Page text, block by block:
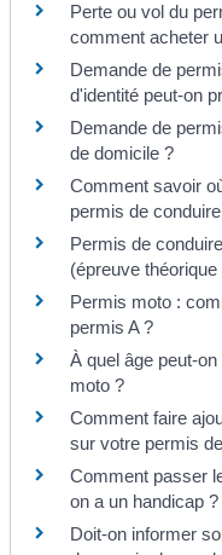
Perte ou vol du
comment acheter
Demande de
d'identité peut-on
Demande de
de domicile ?
Comment savoir
permis de
Permis de
(épreuve
Permis moto :
permis A ?
À quel âge peut-
moto ?
Comment faire
sur votre permis
Comment passer
on a un handicap ?
Doit-on informer